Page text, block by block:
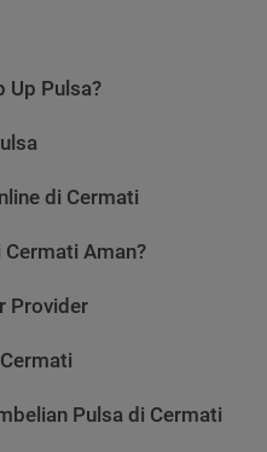
Up Pulsa?
di Cermati
Cermati Aman?
Provider
Pulsa di Cermati